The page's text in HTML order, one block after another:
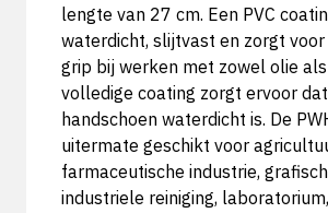
lengte van 27 cm. Een PVC
waterdicht, slijtvast en zorgt voor
grip bij werken met zowel olie als
volledige coating zorgt ervoor
handschoen waterdicht is. De
uitermate geschikt voor
farmaceutische industrie,
industriele reiniging, laboratorium,